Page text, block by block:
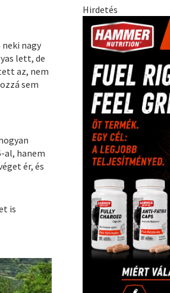
nagy
lett, de
az, nem
sem
al, hanem
ér, és
is
Hirdetés